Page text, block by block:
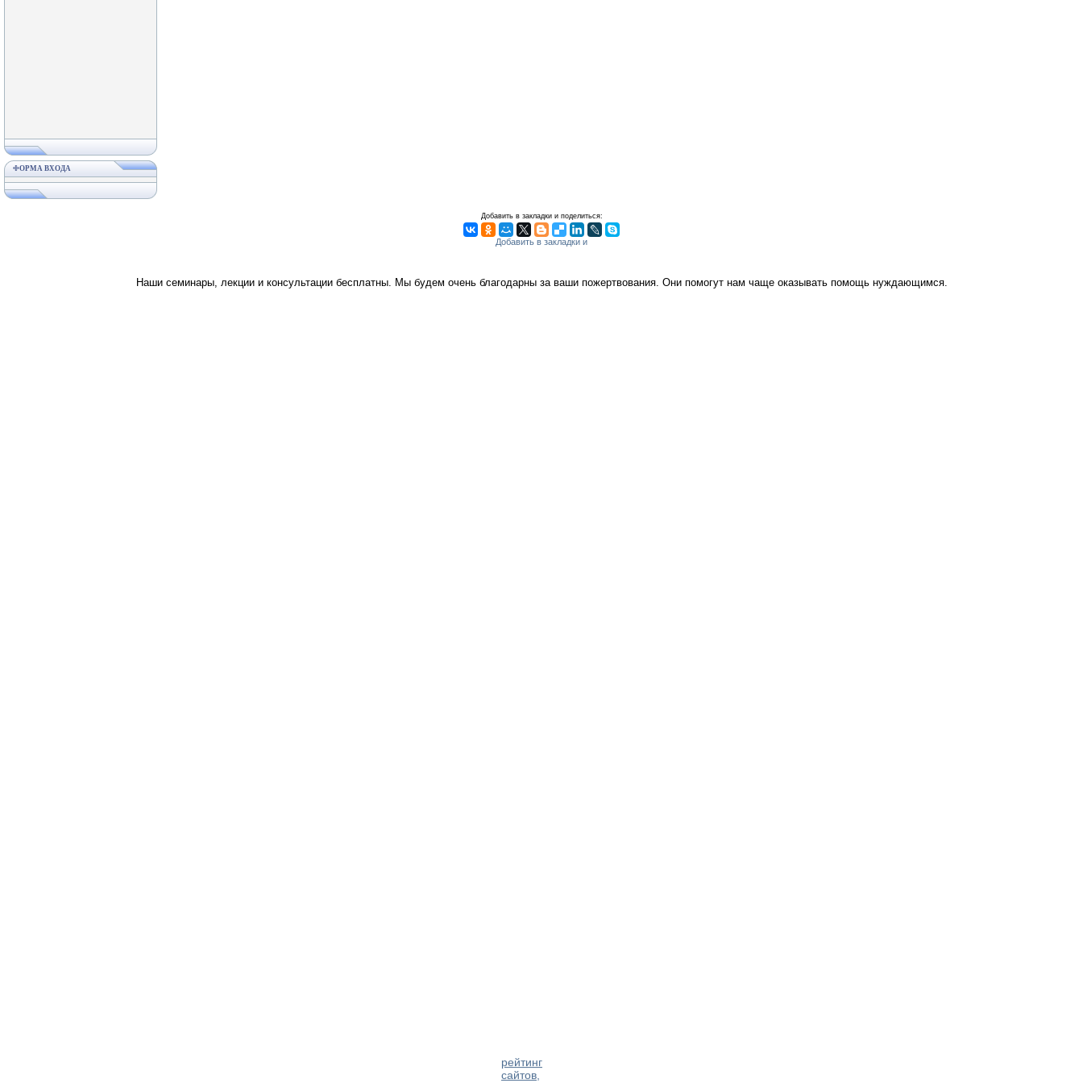
ФОРМА ВХОДА
Добавить в закладки и поделиться:
Наши семинары, лекции и консультации бесплатны. Мы будем очень благодарны за ваши пожертвования. Они помогут нам чаще оказывать помощь нуждающимся.